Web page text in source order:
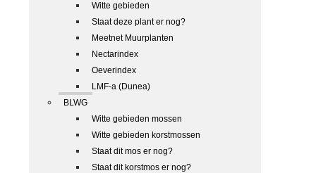
Witte gebieden
Staat deze plant er nog?
Meetnet Muurplanten
Nectarindex
Oeverindex
LMF-a (Dunea)
BLWG
Witte gebieden mossen
Witte gebieden korstmossen
Staat dit mos er nog?
Staat dit korstmos er nog?